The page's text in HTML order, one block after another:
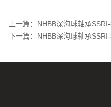
上一篇： NHBB深沟球轴承
下一篇： NHBB深沟球轴承